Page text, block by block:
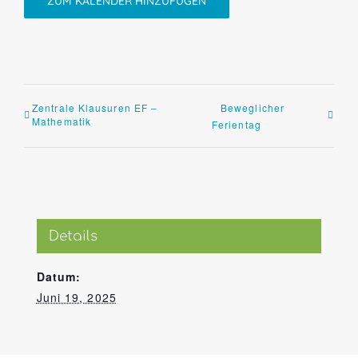
Zentrale Klausuren EF –
Mathematik
Beweglicher
Ferientag
Details
Datum:
Juni 19, 2025